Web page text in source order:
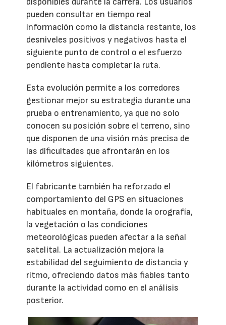
pueden consultar en tiempo real
información como la distancia restante, los
desniveles positivos y negativos hasta el
siguiente punto de control o el esfuerzo
pendiente hasta completar la ruta.
Esta evolución permite a los corredores
gestionar mejor su estrategia durante una
prueba o entrenamiento, ya que no solo
conocen su posición sobre el terreno, sino
que disponen de una visión más precisa de
las dificultades que afrontarán en los
kilómetros siguientes.
El fabricante también ha reforzado el
comportamiento del GPS en situaciones
habituales en montaña, donde la orografía,
la vegetación o las condiciones
meteorológicas pueden afectar a la señal
satelital. La actualización mejora la
estabilidad del seguimiento de distancia y
ritmo, ofreciendo datos más fiables tanto
durante la actividad como en el análisis
posterior.